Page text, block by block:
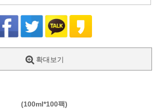
확대보기
(100ml*100팩)